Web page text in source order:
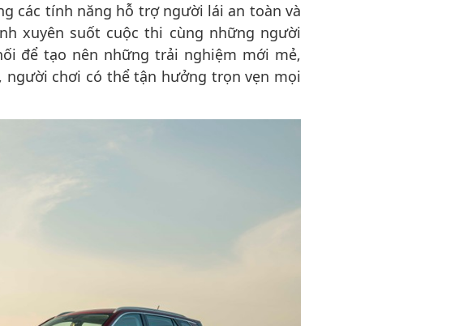
các tính năng hỗ trợ người lái an toàn và
xuyên suốt cuộc thi cùng những người
để tạo nên những trải nghiệm mới mẻ,
người chơi có thể tận hưởng trọn vẹn mọi